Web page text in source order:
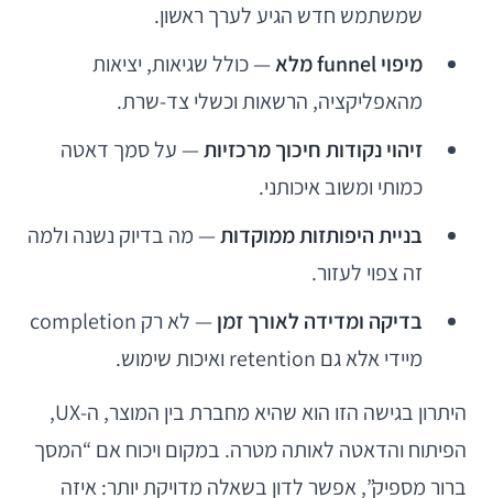
שמשתמש חדש הגיע לערך ראשון.
מיפוי funnel מלא
— כולל שגיאות, יציאות
מהאפליקציה, הרשאות וכשלי צד-שרת.
זיהוי נקודות חיכוך מרכזיות— על סמך דאטה
כמותי ומשוב איכותני.
בניית היפותזות ממוקדות— מה בדיוק נשנה ולמה
זה צפוי לעזור.
בדיקה ומדידה לאורך זמן
— לא רק completion
מיידי אלא גם retention ואיכות שימוש.
היתרון בגישה הזו הוא שהיא מחברת בין המוצר, ה-UX,
הפיתוח והדאטה לאותה מטרה. במקום ויכוח אם “המסך
ברור מספיק”, אפשר לדון בשאלה מדויקת יותר: איזה